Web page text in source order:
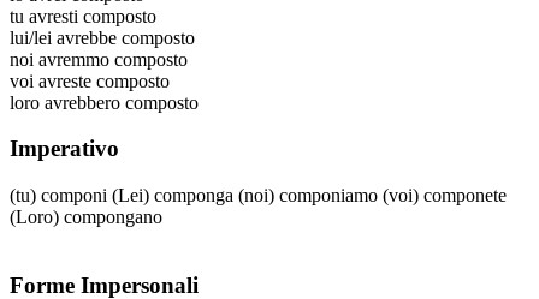
tu avresti composto
lui/lei avrebbe composto
noi avremmo composto
voi avreste composto
loro avrebbero composto
Imperativo
(tu) componi (Lei) componga (noi) componiamo (voi) componete
(Loro) compongano
Forme Impersonali